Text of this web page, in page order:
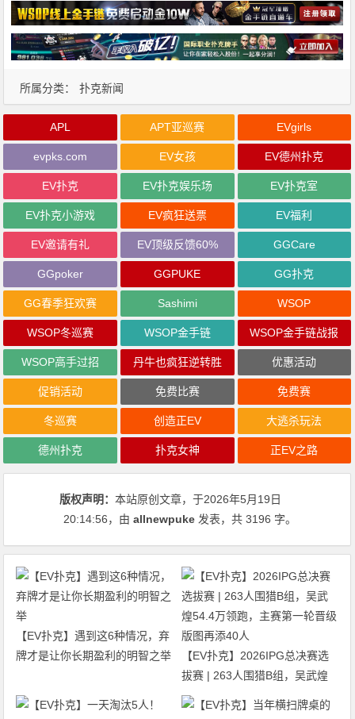
所属分类： 扑克新闻
APL APT亚巡赛 EVgirls
evpks.com EV女孩 EV德州扑克
EV扑克 EV扑克娱乐场 EV扑克室
EV扑克小游戏 EV疯狂送票 EV福利
EV邀请有礼 EV顶级反馈60% GGCare
GGpoker GGPUKE GG扑克
GG春季狂欢赛 Sashimi WSOP
WSOP冬巡赛 WSOP金手链 WSOP金手链战报
WSOP高手过招 丹牛也疯狂逆转胜 优惠活动
促销活动 免费比赛 免费赛
冬巡赛 创造正EV 大逃杀玩法
德州扑克 扑克女神 正EV之路
版权声明：本站原创文章，于2026年5月19日
20:14:56，由allnewpuke 发表，共 3196 字。
【EV扑克】遇到这6种情况，弃
牌才是让你长期盈利的明智之举
【EV扑克】2026IPG总决赛选
拔赛 | 263人围猎B组，吴武煌
54.4万领跑，主赛第一轮晋级版